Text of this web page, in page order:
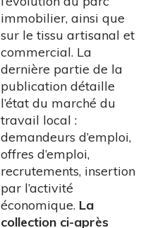
immobilier, ainsi que
sur le tissu artisanal et
commercial. La
dernière partie de la
publication détaille
l’état du marché du
travail local :
demandeurs d’emploi,
offres d’emploi,
recrutements, insertion
par l’activité
économique. La
collection ci-après